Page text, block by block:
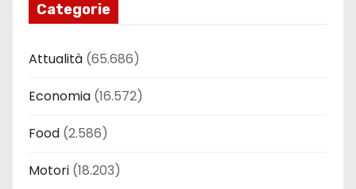
Categorie
Attualità (65.686)
Economia (16.572)
Food (2.586)
Motori (18.203)